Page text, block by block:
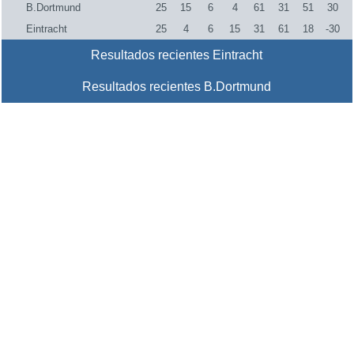
B.Dortmund
25 15 6 4 61 31 51
30
Eintracht
25 4 6 15 31 61 18 -30
Resultados recientes Eintracht
Resultados recientes B.Dortmund